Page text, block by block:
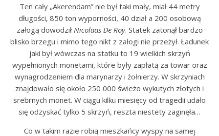
Ten cały „Akerendam” nie był taki mały, miał 44 metry
długości, 850 ton wyporności, 40 dział a 200 osobową
załogą dowodził Nicolaas De Roy. Statek zatonął bardzo
blisko brzegu i mimo tego nikt z załogi nie przeżył. Ładunek
jaki był wówczas na statku to 19 wielkich skrzyń
wypełnionych monetami, które były zapłatą za towar oraz
wynagrodzeniem dla marynarzy i żołnierzy. W skrzyniach
znajdowało się około 250 000 świeżo wykutych złotych i
srebrnych monet. W ciągu kilku miesięcy od tragedii udało
się odzyskać tylko 5 skrzyń, reszta niestety zaginęła…
Co w takim razie robią mieszkańcy wyspy na samej